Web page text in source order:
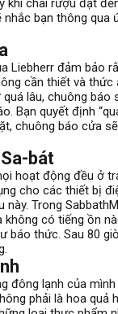
khi chai rượu đạt
nhắc bạn thông qua
Liebherr đảm bảo
cần thiết và thức
lâu, chuông báo
Bạn quyết định
chuông báo cửa
bát
hoạt động đều ở
cho các thiết bị
này. Trong
không có tiếng ồn
báo thức. Sau 80
đông lạnh của
phải là hoa quả